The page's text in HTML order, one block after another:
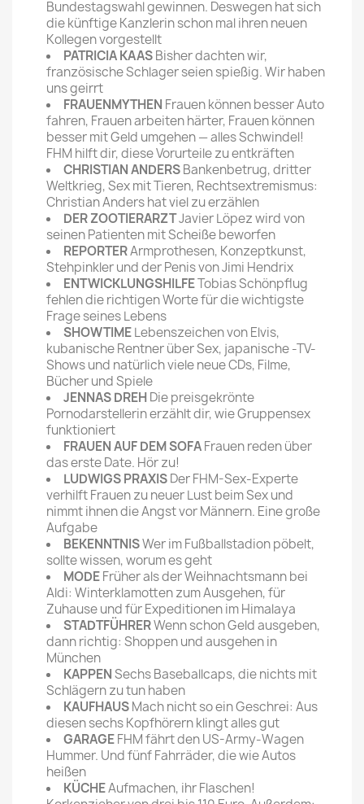
Bundestagswahl gewinnen. Deswegen hat sich
die künftige Kanzlerin schon mal ihren neuen
Kollegen vorgestellt
PATRICIA KAASBisher dachten wir,
französische Schlager seien spießig. Wir haben
uns geirrt
FRAUENMYTHEN Frauen können besser Auto
fahren, Frauen arbeiten härter, Frauen können
besser mit Geld umgehen — alles Schwindel!
FHM hilft dir, diese Vorurteile zu entkräften
CHRISTIAN ANDERSBankenbetrug, dritter
Weltkrieg, Sex mit Tieren, Rechtsextremismus:
Christian Anders hat viel zu erzählen
DER ZOOTIERARZTJavier Löpez wird von
seinen Patienten mit Scheiße beworfen
REPORTERArmprothesen, Konzeptkunst,
Stehpinkler und der Penis von Jimi Hendrix
ENTWICKLUNGSHILFETobias Schönpflug
fehlen die richtigen Worte für die wichtigste
Frage seines Lebens
SHOWTIMELebenszeichen von Elvis,
kubanische Rentner über Sex, japanische -TV-
Shows und natürlich viele neue CDs, Filme,
Bücher und Spiele
JENNAS DREHDie preisgekrönte
Pornodarstellerin erzählt dir, wie Gruppensex
funktioniert
FRAUEN AUF DEM SOFAFrauen reden über
das erste Date. Hör zu!
LUDWIGS PRAXISDer FHM-Sex-Experte
verhilft Frauen zu neuer Lust beim Sex und
nimmt ihnen die Angst vor Männern. Eine große
Aufgabe
BEKENNTNISWer im Fußballstadion pöbelt,
sollte wissen, worum es geht
MODEFrüher als der Weihnachtsmann bei
Aldi: Winterklamotten zum Ausgehen, für
Zuhause und für Expeditionen im Himalaya
STADTFÜHRERWenn schon Geld ausgeben,
dann richtig: Shoppen und ausgehen in
München
KAPPENSechs Baseballcaps, die nichts mit
Schlägern zu tun haben
KAUFHAUSMach nicht so ein Geschrei: Aus
diesen sechs Kopfhörern klingt alles gut
GARAGEFHM fährt den US-Army-Wagen
Hummer. Und fünf Fahrräder, die wie Autos
heißen
KÜCHEAufmachen, ihr Flaschen!